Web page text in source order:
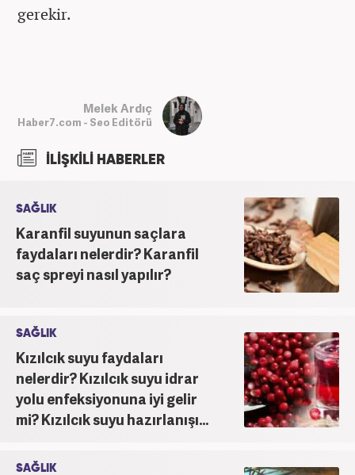
gerekir.
Melek Ardıç
Haber7.com - Seo Editörü
İLİŞKİLİ HABERLER
SAĞLIK
Karanfil suyunun saçlara
faydaları nelerdir? Karanfil
saç spreyi nasıl yapılır?
SAĞLIK
Kızılcık suyu faydaları
nelerdir? Kızılcık suyu idrar
yolu enfeksiyonuna iyi gelir
mi? Kızılcık suyu hazırlanışı...
SAĞLIK